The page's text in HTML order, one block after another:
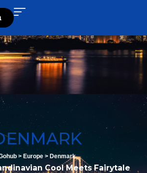
> Europe> Denmark
Cool Meets Fairytale